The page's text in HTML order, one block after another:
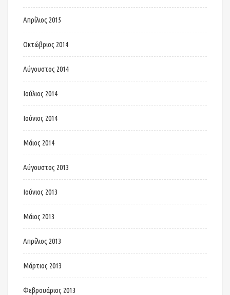
Απρίλιος 2015
Οκτώβριος 2014
Αύγουστος 2014
Ιούλιος 2014
Ιούνιος 2014
Μάιος 2014
Αύγουστος 2013
Ιούνιος 2013
Μάιος 2013
Απρίλιος 2013
Μάρτιος 2013
Φεβρουάριος 2013